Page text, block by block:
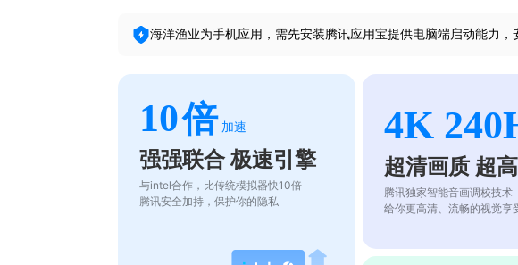
海洋渔业为手机应用，需先安装腾讯应用宝提供电脑端启动能力
10倍 加速
强强联合 极速引擎
与intel合作，比传统模拟器快10倍
腾讯安全加持，保护你的隐私
4K
超清画质 超
腾讯独家智能音画调校技术
给你更高清、流畅的视觉享